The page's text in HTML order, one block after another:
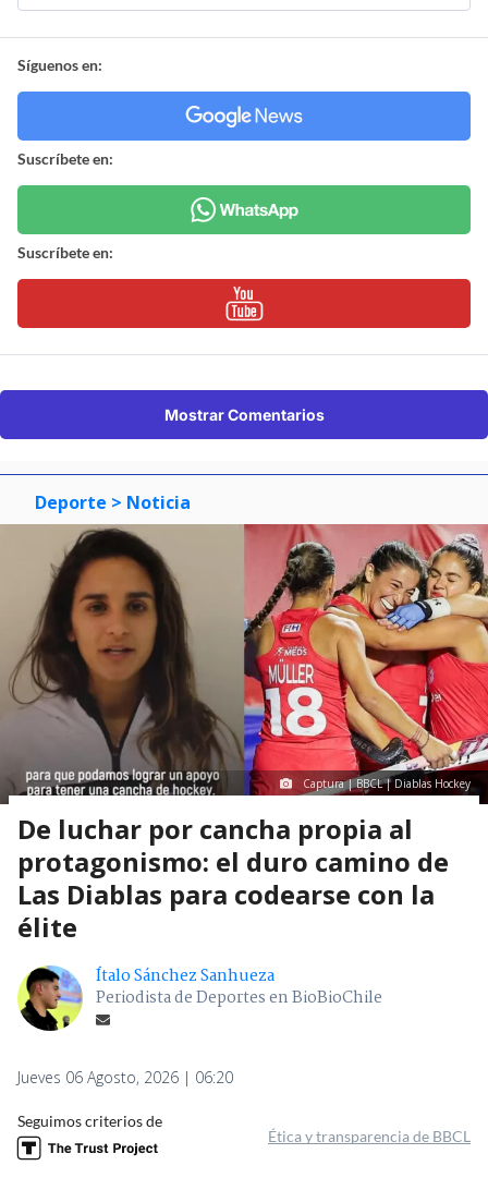
Síguenos en:
Suscríbete en:
Suscríbete en:
Mostrar Comentarios
Deporte > Noticia
Captura | BBCL | Diablas Hockey
De luchar por cancha propia al
protagonismo: el duro camino de
Las Diablas para codearse con la
élite
Ítalo Sánchez Sanhueza
Periodista de Deportes en BioBioChile
Jueves 06 Agosto, 2026 | 06:20
Seguimos criterios de
Ética y transparencia de BBCL